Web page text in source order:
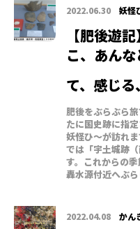
2022.06.30 妖怪
【肥後遊
こ、あん
て、感じ
肥後をぶらぶら
たに国史跡に指
妖怪ひ〜が訪れ
では「宇土城跡
す。これからの
轟水源付近へぶ
2022.04.08 かん